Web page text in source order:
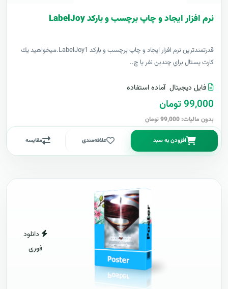
نرم افزار ایجاد و چاپ برچسب و بارکد LabelJoy
قدرتمندترين نرم افزار ایجاد و چاپ برچسب و بارکد LabelJoy1.ميخواهيد يك
كارت پستال براي چندين نفر يا چ..
فایل دیجیتال آماده استفاده
99,000 تومان
بدون مالیات: 99,000 تومان
افزودن به سبد علاقه‌مندی مقایسه
دانلود
فوری